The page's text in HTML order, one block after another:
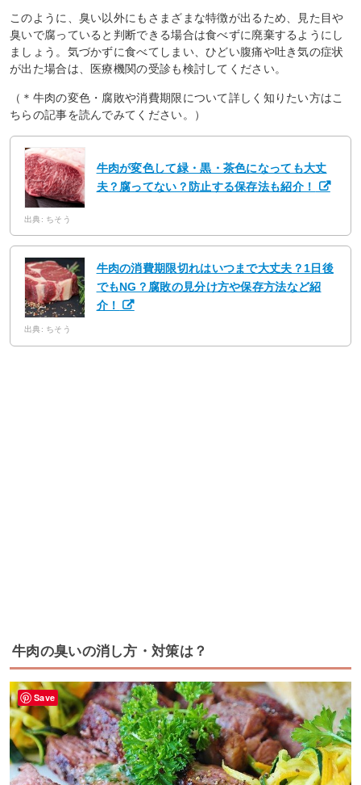
このように、臭い以外にもさまざまな特徴が出るため、見た目や
臭いで腐っていると判断できる場合は食べずに廃棄するようにし
ましょう。気づかずに食べてしまい、ひどい腹痛や吐き気の症状
が出た場合は、医療機関の受診も検討してください。
（＊牛肉の変色・腐敗や消費期限について詳しく知りたい方はこ
ちらの記事を読んでみてください。）
牛肉が変色して緑・黒・茶色になっても大丈
夫？腐ってない？防止する保存法も紹介！
出典: ちそう
牛肉の消費期限切れはいつまで大丈夫？1日後
でもNG？腐敗の見分け方や保存方法など紹
介！
出典: ちそう
牛肉の臭いの消し方・対策は？
Save